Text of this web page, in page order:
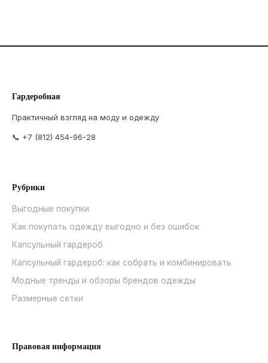
Гардеробная
Практичный взгляд на моду и одежду
📞 +7 (812) 454-96-28
Рубрики
Выгодные покупки
Как покупать одежду выгодно и без ошибок
Капсульный гардероб
Капсульный гардероб: как собрать и комбинировать
Модные тренды и обзоры брендов одежды
Размерные сетки
Правовая информация